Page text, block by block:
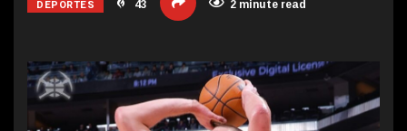
DEPORTES 43 2 minute read